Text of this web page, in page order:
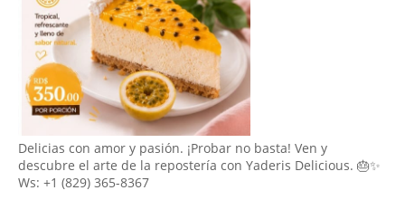
Delicias con amor y pasión. ¡Probar no basta! Ven y
descubre el arte de la repostería con Yaderis Delicious. 🎂✨
Ws: +1 (829) 365-8367